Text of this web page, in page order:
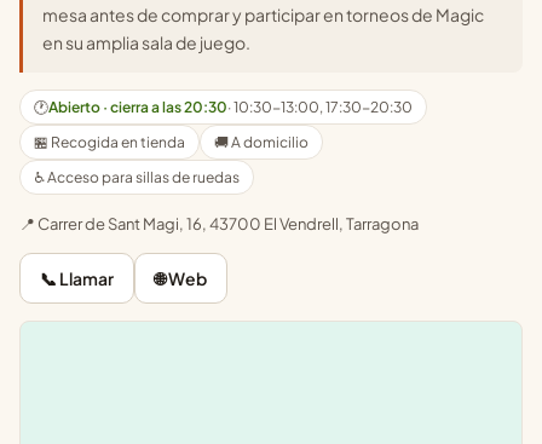
mesa antes de comprar y participar en torneos de Magic
en su amplia sala de juego.
🕐Abierto · cierra a las 20:30· 10:30-13:00, 17:30-20:30
🏪 Recogida en tienda
🚚 A domicilio
♿ Acceso para sillas de ruedas
📍 Carrer de Sant Magi, 16, 43700 El Vendrell, Tarragona
📞 Llamar 🌐 Web